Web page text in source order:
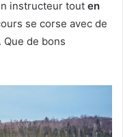
instructeur tout en
se corse avec de
de bons